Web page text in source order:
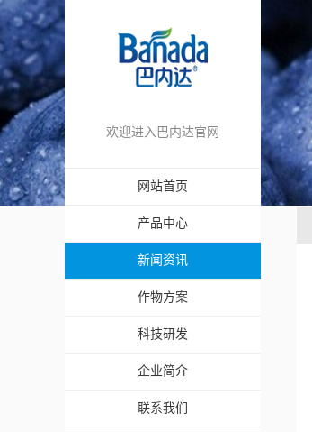
欢迎进入巴内达官网
网站首页
产品中心
新闻资讯
作物方案
科技研发
企业简介
联系我们